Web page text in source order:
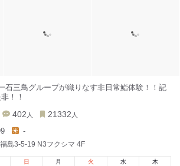
石三鳥グループが織りなす非日常鮨体験！！記
！！
402 人 21332 人
-
島3-5-19 N3フクシマ 4F
日 月 火 水 木